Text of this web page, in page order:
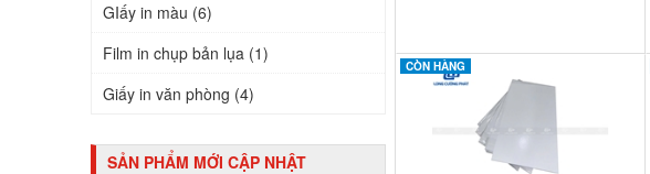
CÒN HÀNG
GIấy in màu (6)
Film in chụp bản lụa (1)
Giấy in văn phòng (4)
SẢN PHẨM MỚI CẬP NHẬT